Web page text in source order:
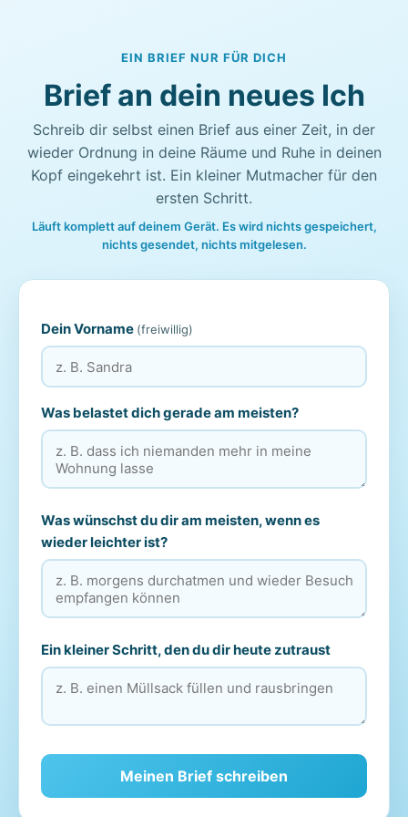
EIN BRIEF NUR FÜR DICH
Brief an dein neues Ich
Schreib dir selbst einen Brief aus einer Zeit, in der
wieder Ordnung in deine Räume und Ruhe in deinen
Kopf eingekehrt ist. Ein kleiner Mutmacher für den
ersten Schritt.
Läuft komplett auf deinem Gerät. Es wird nichts gespeichert,
nichts gesendet, nichts mitgelesen.
Dein Vorname (freiwillig)
Was belastet dich gerade am meisten?
Was wünschst du dir am meisten, wenn es
wieder leichter ist?
Ein kleiner Schritt, den du dir heute zutraust
Meinen Brief schreiben